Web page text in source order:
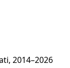
2014–2026